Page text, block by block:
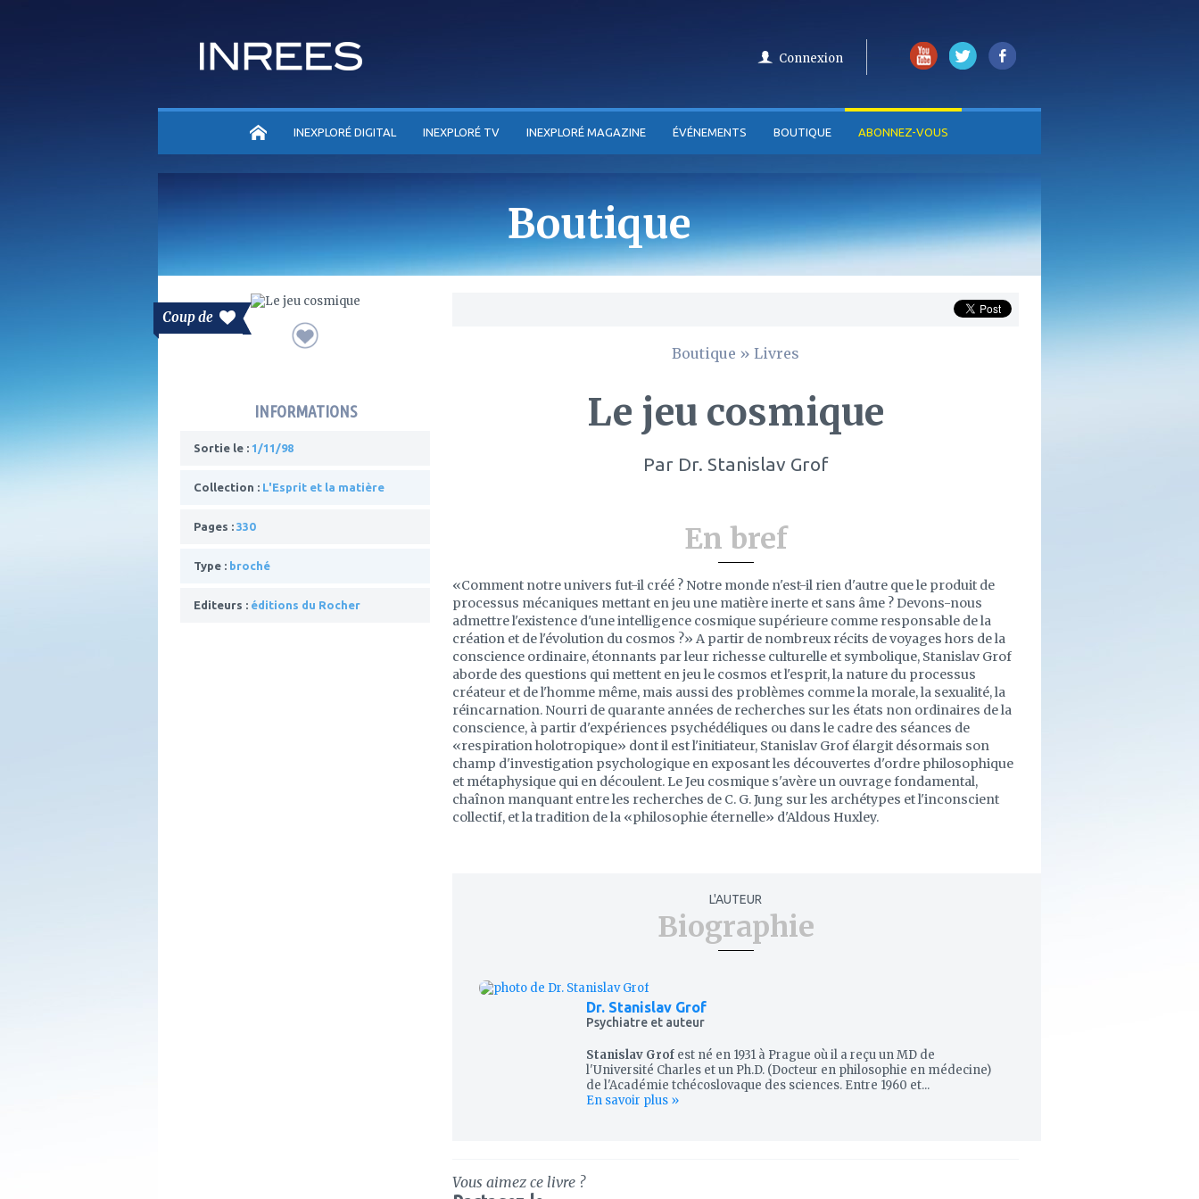
Connexion
ACCUEILINEXPLORÉ DIGITAL INEXPLORÉ TV INEXPLORÉ MAGAZINE ÉVÉNEMENTS BOUTIQUE ABONNEZ-VOUS
Boutique
Coup de
INFORMATIONS
Sortie le : 1/11/98
Collection : L'Esprit et la matière
Pages : 330
Type : broché
Editeurs : éditions du Rocher
Boutique » Livres
Le jeu cosmique
ParDr. Stanislav Grof
En bref
«Comment notre univers fut-il créé ? Notre monde n'est-il rien d'autre que le produit de
processus mécaniques mettant en jeu une matière inerte et sans âme ? Devons-nous
admettre l'existence d'une intelligence cosmique supérieure comme responsable de la
création et de l'évolution du cosmos ?» A partir de nombreux récits de voyages hors de la
conscience ordinaire, étonnants par leur richesse culturelle et symbolique, Stanislav Grof
aborde des questions qui mettent en jeu le cosmos et l'esprit, la nature du processus
créateur et de l'homme même, mais aussi des problèmes comme la morale, la sexualité, la
réincarnation. Nourri de quarante années de recherches sur les états non ordinaires de la
conscience, à partir d'expériences psychédéliques ou dans le cadre des séances de
«respiration holotropique» dont il est l'initiateur, Stanislav Grof élargit désormais son
champ d'investigation psychologique en exposant les découvertes d'ordre philosophique
et métaphysique qui en découlent. Le Jeu cosmique s'avère un ouvrage fondamental,
chaînon manquant entre les recherches de C. G. Jung sur les archétypes et l'inconscient
collectif, et la tradition de la «philosophie éternelle» d'Aldous Huxley.
L'AUTEUR
Biographie
Dr. Stanislav Grof
Psychiatre et auteur
Stanislav Grof est né en 1931 à Prague où il a reçu un MD de
l'Université Charles et un Ph.D. (Docteur en philosophie en médecine)
de l'Académie tchécoslovaque des sciences. Entre 1960 et...
En savoir plus »
Vous aimez ce livre ?